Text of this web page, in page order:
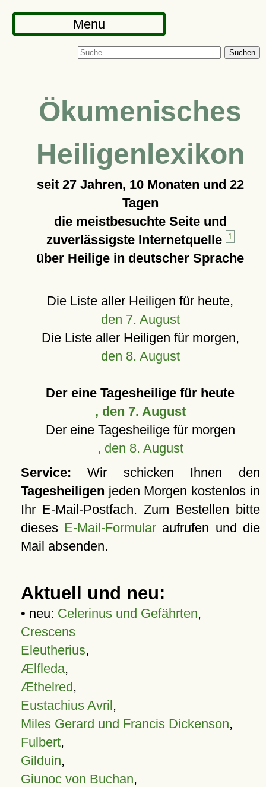
Menu
Suchen
Ökumenisches
Heiligenlexikon
seit 27 Jahren, 10 Monaten und 22
Tagen
die meistbesuchte Seite und
zuverlässigste Internetquelle
1
über Heilige in deutscher Sprache
Die Liste aller Heiligen für heute,
den 7. August
Die Liste aller Heiligen für morgen,
den 8. August
Der eine Tagesheilige für heute
, den 7. August
Der eine Tagesheilige für morgen
, den 8. August
Service: Wir schicken Ihnen den
Tagesheiligen jeden Morgen kostenlos in
Ihr E-Mail-Postfach. Zum Bestellen bitte
dieses E-Mail-Formular aufrufen und die
Mail absenden.
Aktuell und neu:
• neu: Celerinus und Gefährten,
Crescens
Eleutherius,
Ælfleda,
Æthelred,
Eustachius Avril,
Miles Gerard und Francis Dickenson,
Fulbert,
Gilduin,
Giunoc von Buchan,